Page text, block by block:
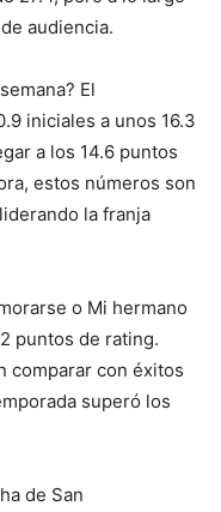
audiencia.
El
iniciales a unos 16.3
a los 14.6 puntos
estos números son
la franja
o Mi hermano
puntos de rating.
comparar con éxitos
superó los
de San